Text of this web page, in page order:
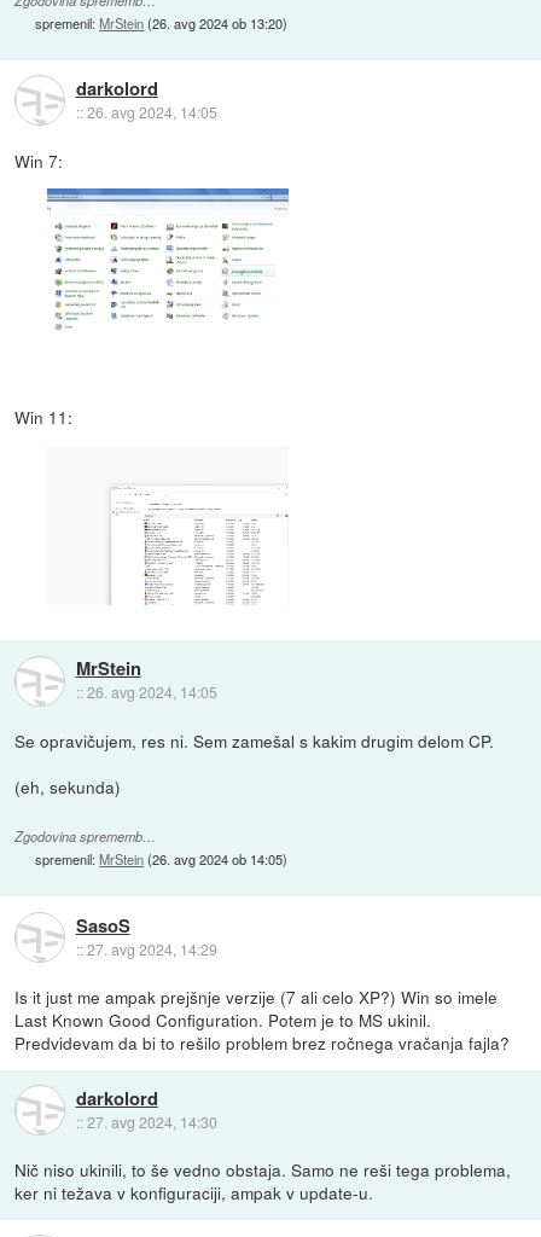
spremenil:MrStein(26. avg 2024 ob 13:20)
darkolord
::26. avg 2024, 14:05
Win 7:
Win 11:
MrStein
::26. avg 2024, 14:05
Se opravičujem, res ni. Sem zamešal s kakim drugim delom CP.
(eh, sekunda)
Zgodovina sprememb…
spremenil:MrStein(26. avg 2024 ob 14:05)
SasoS
::27. avg 2024, 14:29
Is it just me ampak prejšnje verzije (7 ali celo XP?) Win so imele
Last Known Good Configuration. Potem je to MS ukinil.
Predvidevam da bi to rešilo problem brez ročnega vračanja fajla?
darkolord
::27. avg 2024, 14:30
Nič niso ukinili, to še vedno obstaja. Samo ne reši tega problema,
ker ni težava v konfiguraciji, ampak v update-u.